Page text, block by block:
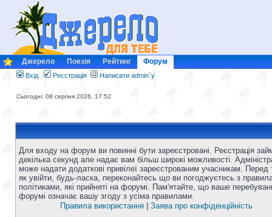
Джерело Поезія Рейтинг Форум
Вхід Реєстрація Написати admin`у
Сьогодні: 08 серпня 2026, 17:52
Для входу на форум ви повинні бути зареєстровані. Реєстрація
декілька секунд але надає вам більш широкі можливості.
може надати додаткові привілеї зареєстрованим учасникам. Перед
як увійти, будь-ласка, переконайтесь що ви погоджуєтесь з
політиками, які прийняті на форумі. Пам'ятайте, що ваше
форумі означає вашу згоду з усіма правилами.
Правила використання
Заява про конфіденційність